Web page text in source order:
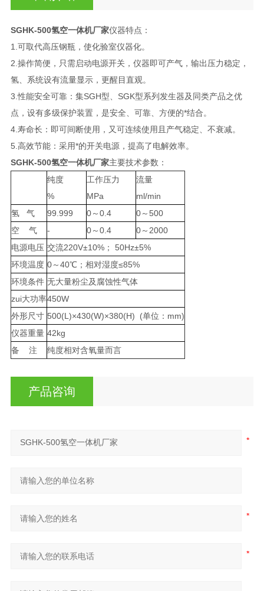
SGHK-500氢空一体机厂家仪器特点：
1.可取代高压钢瓶，使化验室仪器化。
2.操作简便，只需启动电源开关，仪器即可产气，输出压力稳定，
氢、系统设有流量显示，更醒目直观。
3.性能安全可靠：集SGH型、SGK型系列发生器及同类产品之优
点，设有多级保护装置，是安全、可靠、方便的*结合。
4.寿命长：即可间断使用，又可连续使用且产气稳定、不衰减。
5.高效节能：采用*的开关电源，提高了电解效率。
SGHK-500氢空一体机厂家主要技术参数：
纯度
%
工作压力
MPa
流量
ml/min
氢 气
99.999 0～0.4
0～500
空 气
- 0～0.4
0～2000
电源电压 交流220V±10%； 50Hz±5%
环境温度 0～40℃；相对湿度≤85%
环境条件 无大量粉尘及腐蚀性气体
zui大功率450W
外形尺寸 500(L)×430(W)×380(H) (单位：mm)
仪器重量 42kg
备 注
纯度相对含氧量而言
产品咨询